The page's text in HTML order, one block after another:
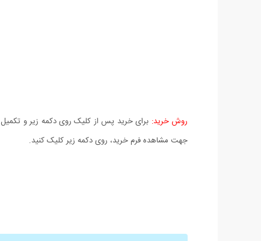
روش خرید: برای خرید پس از کلیک روی دکمه زیر و
جهت مشاهده فرم خرید، روی دکمه زیر کلیک کنید.